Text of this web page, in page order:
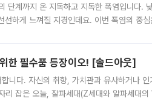
단계까지 온 지독하고 지독한 폭염입니다
하게 느껴질 지경인데요. 이번 폭염의 중
한 필수품 등장이오! [솔드아웃]
니다. 자신의 취향, 가치관과 유사하거나
잡은 오늘, 잘파세대(Z세대와 알파세대의